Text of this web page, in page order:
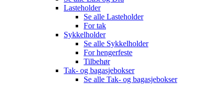
Lasteholder
Se alle Lasteholder
For tak
Sykkelholder
Se alle Sykkelholder
For hengerfeste
Tilbehør
Tak- og bagasjebokser
Se alle Tak- og bagasjebokser